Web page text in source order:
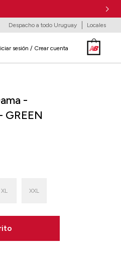
Despacho a todo Uruguay Locales
-
GREEN
XL XXL